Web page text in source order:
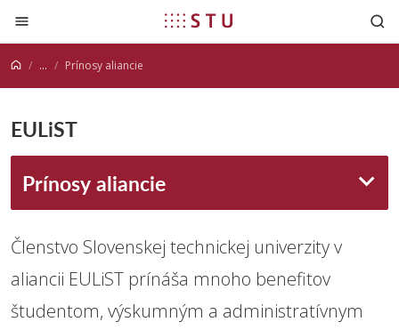
Prejsť na obsah
... Prínosy aliancie
EULiST
Prínosy aliancie
Členstvo Slovenskej technickej univerzity v
aliancii EULiST prínáša mnoho benefitov
študentom, výskumným a administratívnym